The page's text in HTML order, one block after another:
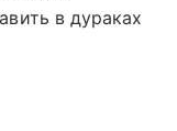
в дураках